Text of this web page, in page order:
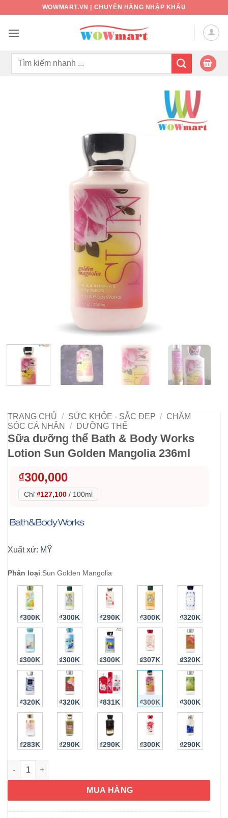
nội
WOWMART.VN | CHUYÊN HÀNG NHẬP KHẨU
Tìm
TRANG CHỦ / SỨC KHỎE - SẮC ĐẸP / CHĂM
SÓC CÁ NHÂN
/ DƯỠNG THỂ
Sữa dưỡng thể Bath & Body Works
Lotion Sun Golden Mangolia 236ml
₫300,000
Chỉ ₫127,100 / 100ml
Xuất xứ: MỸ
Phân loại:Sun Golden Mangolia
₫300K ₫300K ₫290K ₫300K ₫320K
₫300K ₫300K ₫300K ₫307K ₫320K
₫320K ₫320K ₫831K ₫300K ₫300K
₫283K ₫290K ₫290K ₫300K ₫290K
Sữa dưỡng thể Bath & Body Works Lotion Sun Golden
MUA HÀNG